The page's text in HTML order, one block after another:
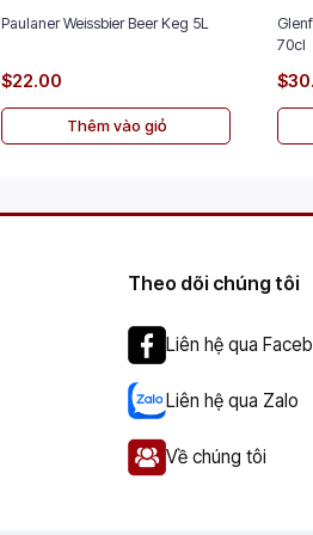
Paulaner Weissbier Beer Keg 5L
$22.00
Thêm vào giỏ
70cl
Theo dõi chúng tôi
Liên hệ qua
Liên hệ qua Zalo
Về chúng tôi